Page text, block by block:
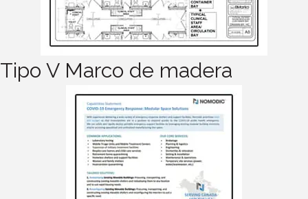
Tipo V Marco de madera